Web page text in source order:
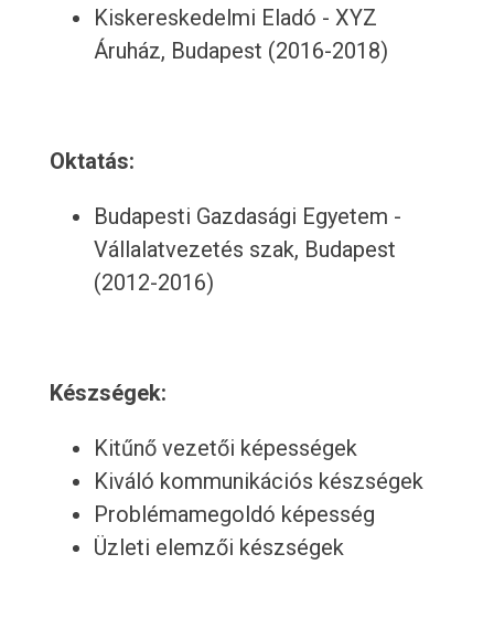
Kiskereskedelmi Eladó - XYZ
Áruház, Budapest (2016-2018)
Oktatás:
Budapesti Gazdasági Egyetem -
Vállalatvezetés szak, Budapest
(2012-2016)
Készségek:
Kitűnő vezetői képességek
Kiváló kommunikációs készségek
Problémamegoldó képesség
Üzleti elemzői készségek